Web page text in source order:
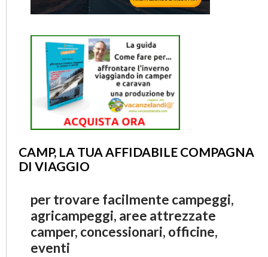
CAMP, LA TUA AFFIDABILE COMPAGNA
DI VIAGGIO
per trovare facilmente campeggi,
agricampeggi, aree attrezzate
camper, concessionari, officine,
eventi